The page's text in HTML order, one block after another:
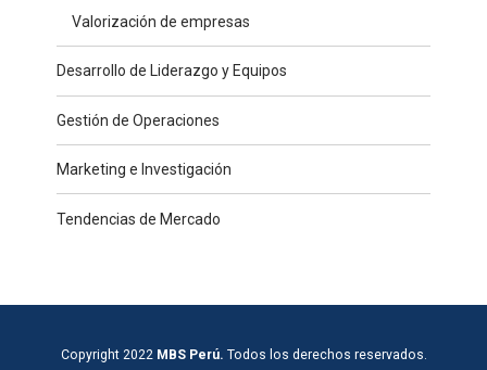
Valorización de empresas
Desarrollo de Liderazgo y Equipos
Gestión de Operaciones
Marketing e Investigación
Tendencias de Mercado
Copyright 2022 MBS Perú. Todos los derechos reservados.